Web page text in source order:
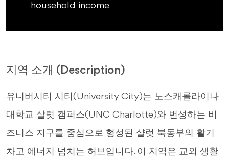
household income
지역 소개 (Description)
유니버시티 시티(University City)는 노스캐롤라이나
대학교 샬럿 캠퍼스(UNC Charlotte)와 번성하는 비
즈니스 지구를 중심으로 형성된 샬럿 북동부의 활기
차고 에너지 넘치는 허브입니다. 이 지역은 교외 생활